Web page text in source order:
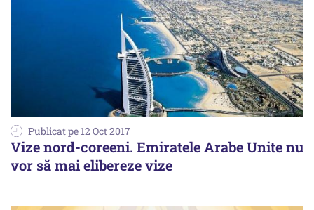
Publicat pe 12 Oct 2017
Vize nord-coreeni. Emiratele Arabe Unite nu
vor să mai elibereze vize